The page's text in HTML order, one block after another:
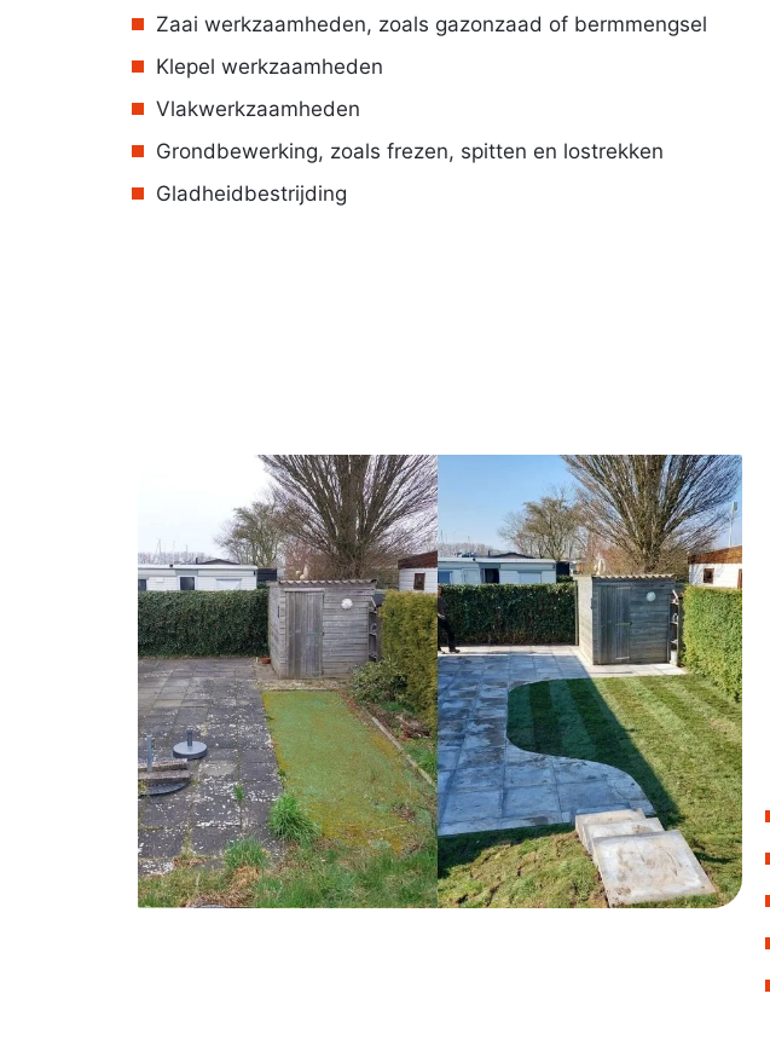
Zaai werkzaamheden, zoals gazonzaad of bermmengsel
Klepel werkzaamheden
Vlakwerkzaamheden
Grondbewerking, zoals frezen, spitten en lostrekken
Gladheidbestrijding